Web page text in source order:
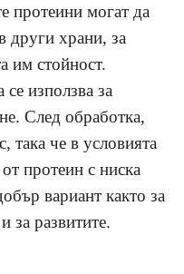
протеини могат да
други храни, за
им стойност.
използва за
След обработка,
така че в условията
протеин с ниска
вариант както за
за развитите.